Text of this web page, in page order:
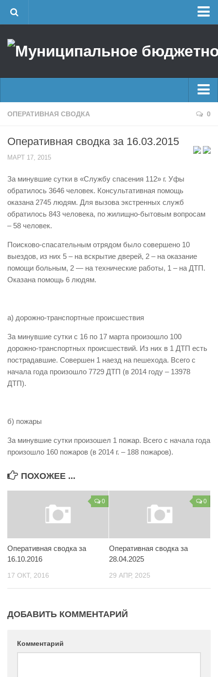
Об учреждении
Районные УГЗ
Поисково-спасательный отряд г. Уфы
Центр размещения пострадавших
Отчеты о реализации муниципальных программ
История
Виды деятельности
Обслуживание опасных производственных объектов
УГЗ рекомендует
Пресс-центр
СМИ о нас
Главные новости
Оперативная сводка
Половодье
Купальный сезон
ОПЕРАТИВНАЯ СВОДКА 0
Оперативная сводка за 16.03.2015
МАРТ 17, 2015
За минувшие сутки в «Службу спасения 112» г. Уфы
обратилось 3646 человек. Консультативная помощь
оказана 2745 людям. Для вызова экстренных служб
обратилось 843 человека, по жилищно-бытовым вопросам
– 58 человек.
Поисково-спасательным отрядом было совершено 10
выездов, из них 5 – на вскрытие дверей, 2 – на оказание
помощи больным, 2 — на технические работы, 1 – на ДТП.
Оказана помощь 6 людям.
а) дорожно-транспортные происшествия
За минувшие сутки с 16 по 17 марта произошло 100
дорожно-транспортных происшествий. Из них в 1 ДТП есть
пострадавшие. Совершен 1 наезд на пешехода. Всего с
начала года произошло 7729 ДТП (в 2014 году – 13978
ДТП).
б) пожары
За минувшие сутки произошел 1 пожар. Всего с начала года
произошло 160 пожаров (в 2014 г. – 188 пожаров).
ПОХОЖЕЕ ...
0
Оперативная сводка за
16.10.2016
17 ОКТ, 2016
0
Оперативная сводка за
28.04.2025
29 АПР, 2025
ДОБАВИТЬ КОММЕНТАРИЙ
Комментарий